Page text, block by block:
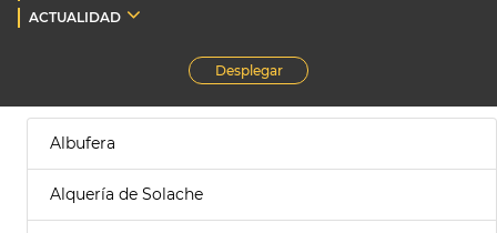
ACTUALIDAD
Desplegar
Albufera
Alquería de Solache